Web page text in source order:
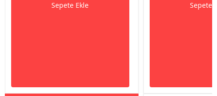
Sepete Ekle Sepete